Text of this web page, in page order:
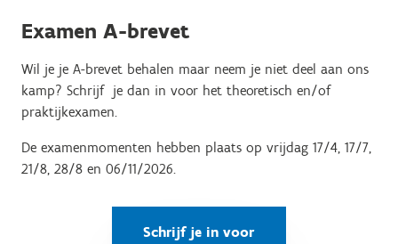
Examen A-brevet
Wil je je A-brevet behalen maar neem je niet deel aan ons
kamp? Schrijf je dan in voor het theoretisch en/of
praktijkexamen.
De examenmomenten hebben plaats op vrijdag 17/4, 17/7,
21/8, 28/8 en 06/11/2026.
Schrijf je in voor